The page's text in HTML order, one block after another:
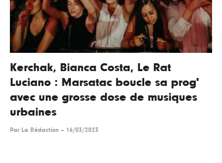
Kerchak, Bianca Costa, Le Rat
Luciano : Marsatac boucle sa prog'
avec une grosse dose de musiques
urbaines
Par La Rédaction -- 16/03/2023